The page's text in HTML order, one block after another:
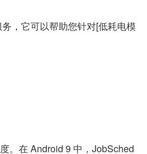
，它可以帮助您针对[低耗电模
。在 Android 9 中，JobSched